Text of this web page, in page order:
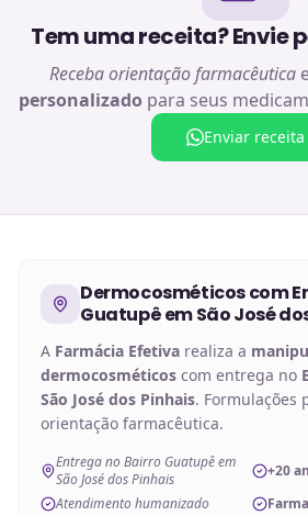
Tem uma receita? Envie
Receba orientação farmacêutica
personalizado para seus
Enviar receita
Dermocosméticoscom
Guatupê em São José
A Farmácia Efetiva realiza a
dermocosméticos com entrega no
São José dos Pinhais. Formulações
orientação farmacêutica.
Entrega no Bairro Guatupê em
São José dos Pinhais
+20
Atendimento humanizado